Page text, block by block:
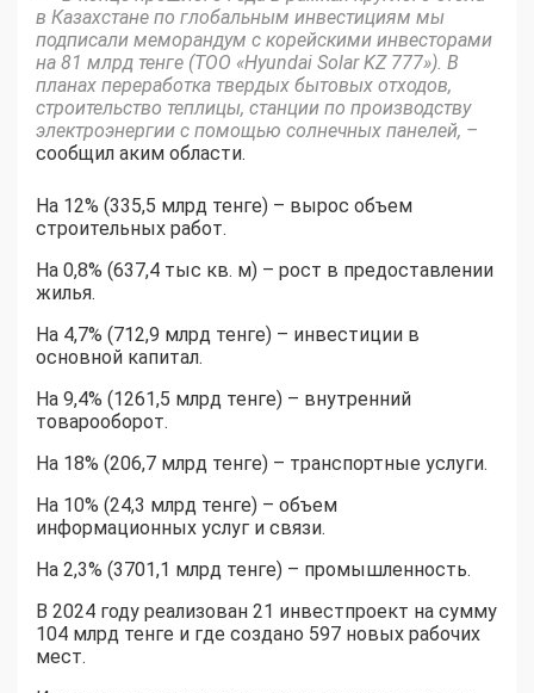
в Казахстане по глобальным инвестициям мы
подписали меморандум с корейскими инвесторами
на 81 млрд тенге (ТОО «Hyundai Solar KZ 777»). В
планах переработка твердых бытовых отходов,
строительство теплицы, станции по производству
электроэнергии с помощью солнечных панелей, –
сообщил аким области.
На 12% (335,5 млрд тенге) – вырос объем
строительных работ.
На 0,8% (637,4 тыс кв. м) – рост в предоставлении
жилья.
На 4,7% (712,9 млрд тенге) – инвестиции в
основной капитал.
На 9,4% (1261,5 млрд тенге) – внутренний
товарооборот.
На 18% (206,7 млрд тенге) – транспортные услуги.
На 10% (24,3 млрд тенге) – объем
информационных услуг и связи.
На 2,3% (3701,1 млрд тенге) – промышленность.
В 2024 году реализован 21 инвестпроект на сумму
104 млрд тенге и где создано 597 новых рабочих
мест.